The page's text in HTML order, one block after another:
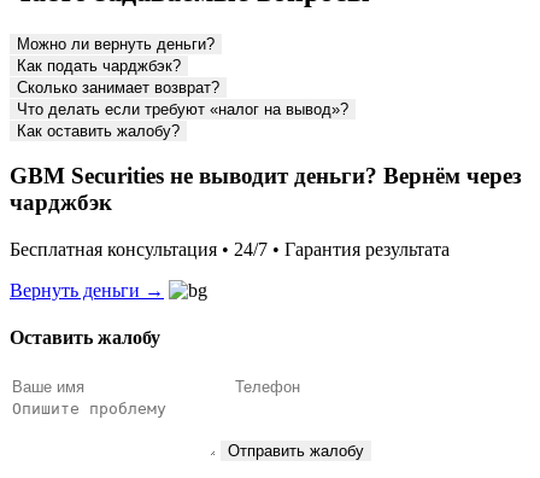
Можно ли вернуть деньги?
Как подать чарджбэк?
Сколько занимает возврат?
Что делать если требуют «налог на вывод»?
Как оставить жалобу?
GBM Securities не выводит деньги? Вернём через
чарджбэк
Бесплатная консультация • 24/7 • Гарантия результата
Вернуть деньги →
Оставить жалобу
Отправить жалобу